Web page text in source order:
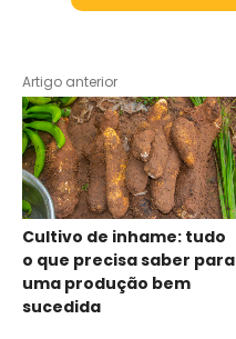
Artigo anterior
Cultivo de inhame: tudo
o que precisa saber para
uma produção bem
sucedida